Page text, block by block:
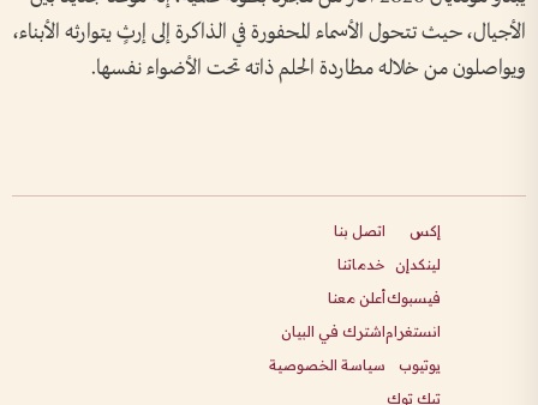
الأجيال، حيث تتحول الأسماء المحفورة في الذاكرة إلى إرثٍ يتوارثه الأبناء،
ويواصلون من خلاله مطاردة الحلم ذاته تحت الأضواء نفسها.
إكس
لينكدإن
فيسبوك
انستغرام
يوتيوب
تيك توك
اتصل بنا
خدماتنا
أعلن معنا
اشترك في البيان
سياسة الخصوصية